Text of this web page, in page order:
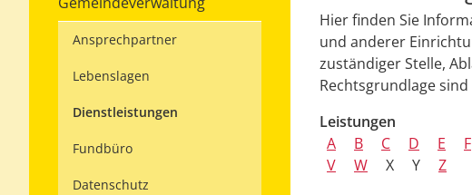
Ansprechpartner
Lebenslagen
Dienstleistungen
Fundbüro
Datenschutz
Hier finden Sie
und anderer
zuständiger Stelle,
Rechtsgrundlage
Leistungen
A
B C D E F
V
W X Y Z